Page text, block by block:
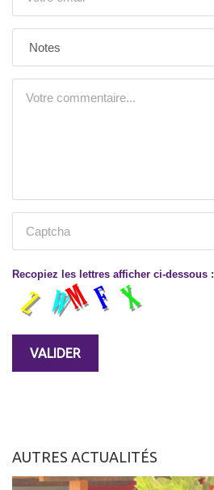
Recopiez les lettres afficher ci-dessous :
AUTRES ACTUALITÉS